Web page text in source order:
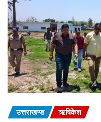
उत्तराखण्ड ऋषिकेश